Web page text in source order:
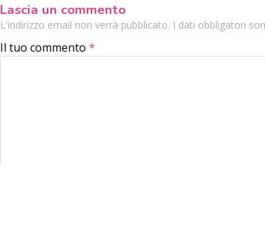
Lascia un commento
L'indirizzo email non verrà pubblicato. I dati obbligatori
Il tuo commento *